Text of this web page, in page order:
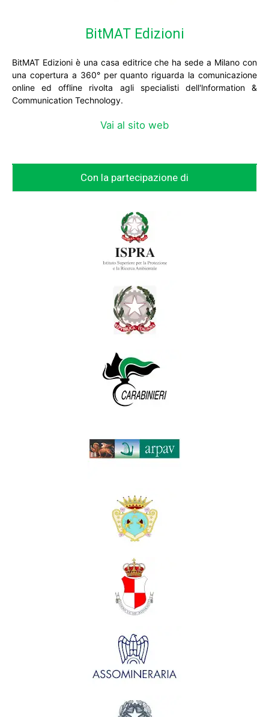
BitMAT Edizioni
BitMAT Edizioni è una casa editrice che ha sede a Milano con
una copertura a 360° per quanto riguarda la comunicazione
online ed offline rivolta agli specialisti dell'lnformation &
Communication Technology.
Vai al sito web
Con la partecipazione di